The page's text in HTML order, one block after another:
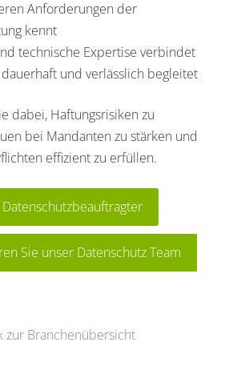
Anforderungen der
kennt
technische Expertise verbindet
und verlässlich begleitet
dabei, Haftungsrisiken zu
bei Mandanten zu stärken und
effizient zu erfüllen.
Sie unser Datenschutz Team
zur Branchenübersicht